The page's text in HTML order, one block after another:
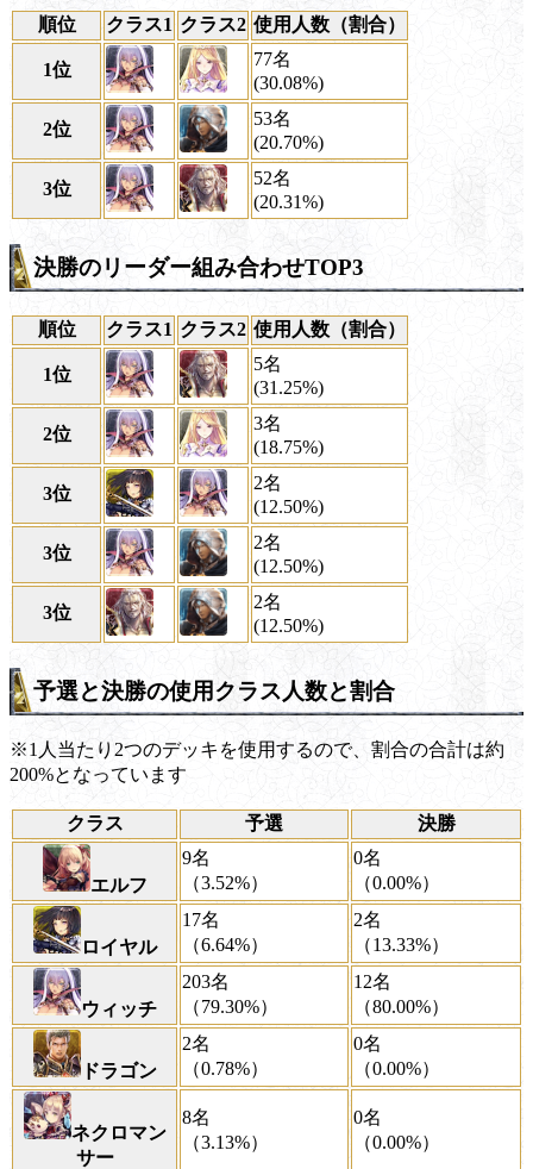
順位 クラス1 クラス2 使用人数（割合）
1位
77名
(30.08%)
2位
53名
(20.70%)
3位
52名
(20.31%)
決勝のリーダー組み合わせTOP3
順位 クラス1 クラス2 使用人数（割合）
1位
5名
(31.25%)
2位
3名
(18.75%)
3位
2名
(12.50%)
3位
2名
(12.50%)
3位
2名
(12.50%)
予選と決勝の使用クラス人数と割合
※1人当たり2つのデッキを使用するので、割合の合計は約
200%となっています
クラス 予選 決勝
エルフ
9名
（3.52%）
0名
（0.00%）
ロイヤル
17名
（6.64%）
2名
（13.33%）
ウィッチ
203名
（79.30%）
12名
（80.00%）
ドラゴン
2名
（0.78%）
0名
（0.00%）
ネクロマン
サー
8名
（3.13%）
0名
（0.00%）